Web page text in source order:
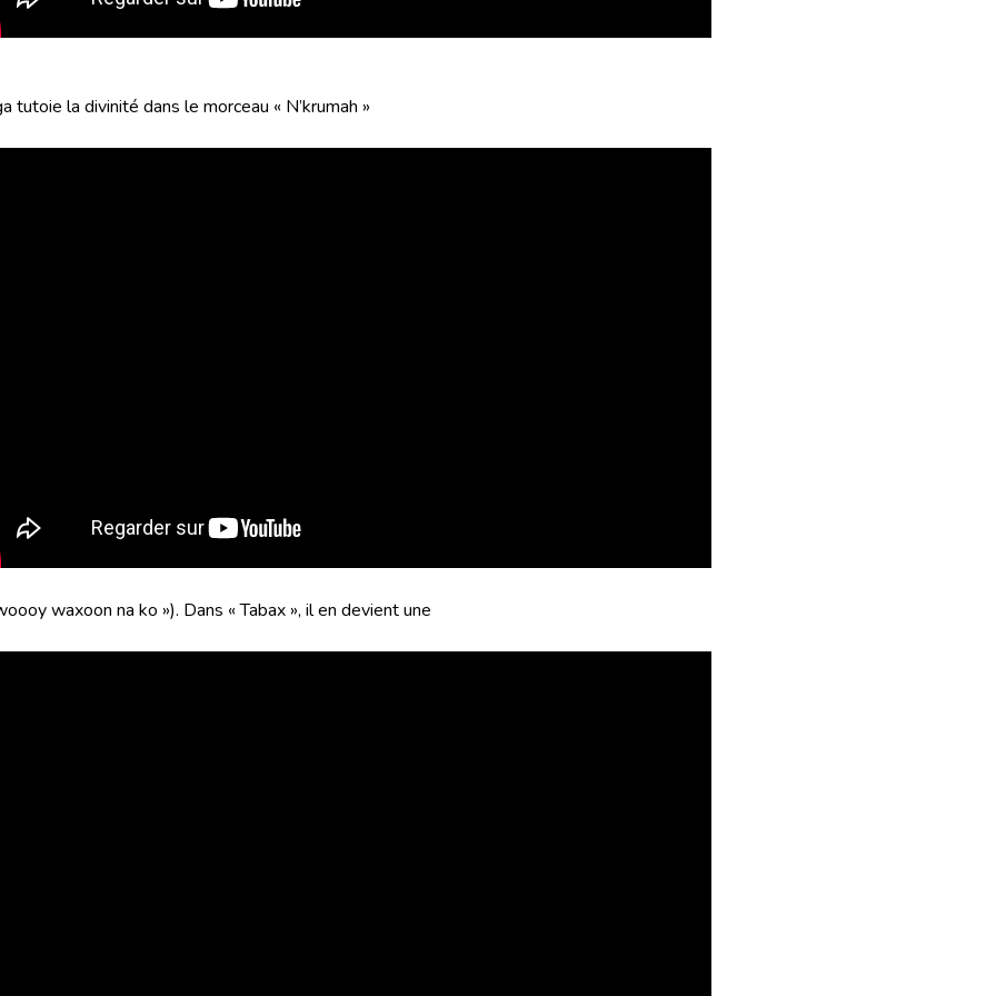
tutoie la divinité dans le morceau « N’krumah »
waxoon na ko »). Dans « Tabax », il en devient une